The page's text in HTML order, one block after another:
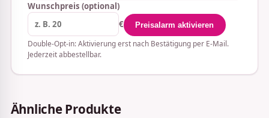
Wunschpreis (optional)
€
Preisalarm aktivieren
Double-Opt-in: Aktivierung erst nach Bestätigung per E-Mail.
Jederzeit abbestellbar.
Ähnliche Produkte